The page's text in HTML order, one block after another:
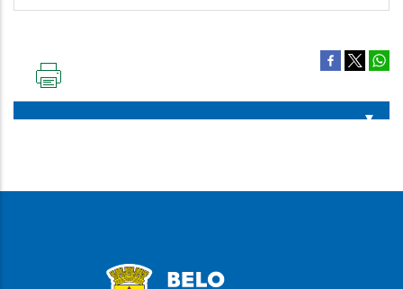
PÁGINA